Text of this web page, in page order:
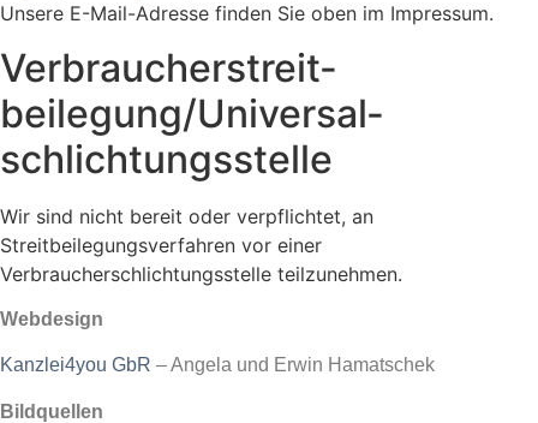
Unsere E-Mail-Adresse finden Sie oben im Impressum.
Verbraucher­streit­
beilegung/Universal­
schlichtungs­stelle
Wir sind nicht bereit oder verpflichtet, an
Streitbeilegungsverfahren vor einer
Verbraucherschlichtungsstelle teilzunehmen.
Webdesign
Kanzlei4you GbR – Angela und Erwin Hamatschek
Bildquellen